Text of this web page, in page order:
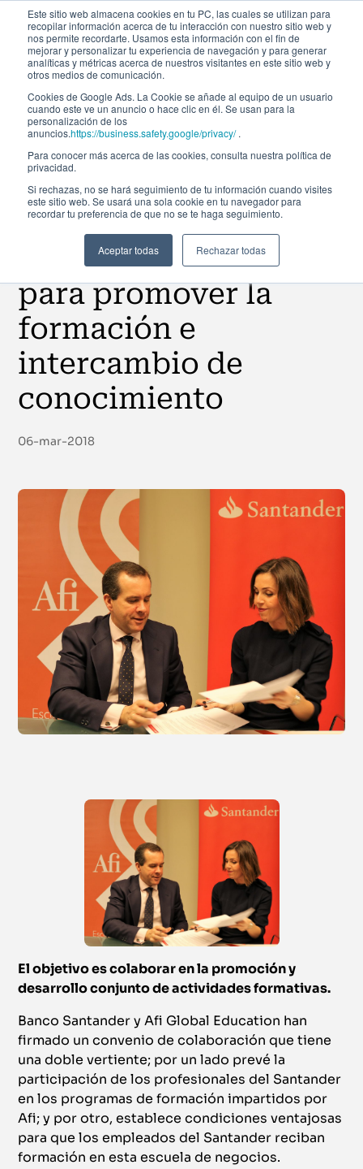
Este sitio web almacena cookies en tu PC, las cuales se utilizan para
recopilar información acerca de tu interacción con nuestro sitio web y
nos permite recordarte. Usamos esta información con el fin de
mejorar y personalizar tu experiencia de navegación y para generar
analíticas y métricas acerca de nuestros visitantes en este sitio web y
otros medios de comunicación.
Cookies de Google Ads. La Cookie se añade al equipo de un usuario
cuando este ve un anuncio o hace clic en él. Se usan para la
personalización de los
anuncios.https://business.safety.google/privacy/.
Para conocer más acerca de las cookies, consulta nuestra política de
privacidad.
Si rechazas, no se hará seguimiento de tu información cuando visites
este sitio web. Se usará una sola cookie en tu navegador para
recordar tu preferencia de que no se te haga seguimiento.
Aceptar todas Rechazar todas
Noticias
Santander y Afi
Global Education
firman un acuerdo
para promover la
formación e
intercambio de
conocimiento
06-mar-2018
El objetivo es colaborar en la promoción y
desarrollo conjunto de actividades formativas.
Banco Santander y Afi Global Education han
firmado un convenio de colaboración que tiene
una doble vertiente; por un lado prevé la
participación de los profesionales del Santander
en los programas de formación impartidos por
Afi; y por otro, establece condiciones ventajosas
para que los empleados del Santander reciban
formación en esta escuela de negocios.